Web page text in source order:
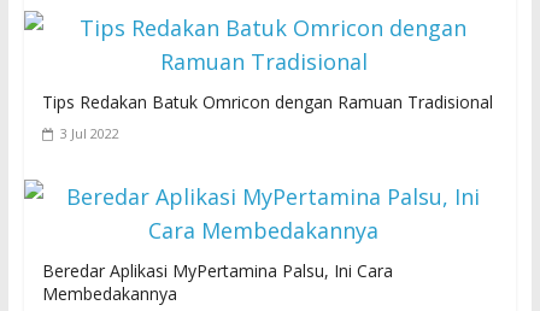
Tips Redakan Batuk Omricon dengan Ramuan Tradisional
3 Jul 2022
Beredar Aplikasi MyPertamina Palsu, Ini Cara
Membedakannya